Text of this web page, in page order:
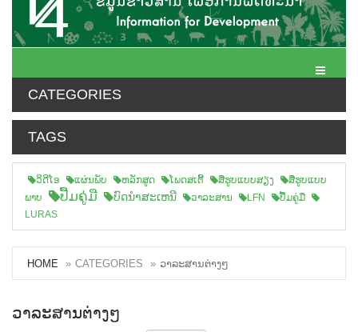
Toggle
CATEGORIES
TAGS
ວິດີໂອ ແຜ່ນພັບ ຫລັກສູດ ໂພດສເຕີ້ ສືຮູບແບບສຽງ
ສື່ຮູບແບບ
ພາບ
ປື້ມຄູ່ມື ບົດນຳສະເຫນີ ວາລະສານ LFN
ປື້ມຄູ່ມື
LURAS
HOME CATEGORIES ວາລະສານຕ່າງໆ
ວາລະສານຕ່າງໆ